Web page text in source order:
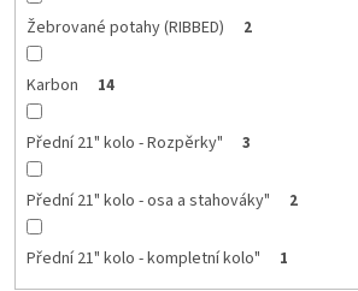
Žebrované potahy (RIBBED) 2
Karbon 14
Přední 21" kolo - Rozpěrky" 3
Přední 21" kolo - osa a stahováky" 2
Přední 21" kolo - kompletní kolo" 1